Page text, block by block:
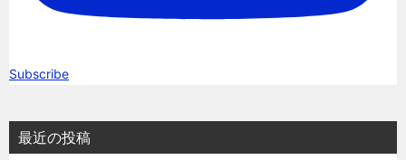
Subscribe
最近の投稿